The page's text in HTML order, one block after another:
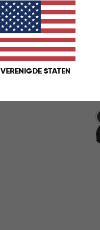
VERENIGDE STATEN
€